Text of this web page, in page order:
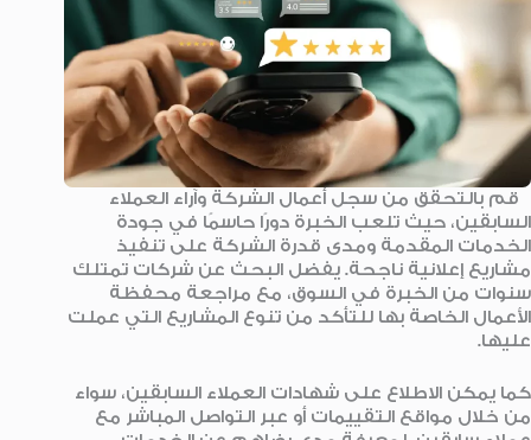
قم بالتحقق من سجل أعمال الشركة وآراء العملاء
السابقين، حيث تلعب الخبرة دورًا حاسمًا في جودة
الخدمات المقدمة ومدى قدرة الشركة على تنفيذ
مشاريع إعلانية ناجحة. يفضل البحث عن شركات تمتلك
سنوات من الخبرة في السوق، مع مراجعة محفظة
الأعمال الخاصة بها للتأكد من تنوع المشاريع التي عملت
عليها.
كما يمكن الاطلاع على شهادات العملاء السابقين، سواء
من خلال مواقع التقييمات أو عبر التواصل المباشر مع